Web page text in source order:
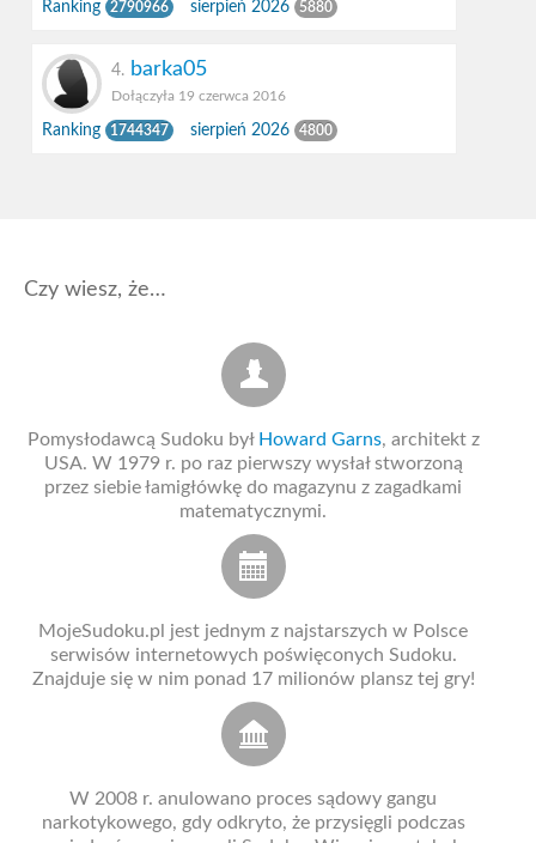
Ranking 2790966 sierpień 2026 5880
4. barka05
Dołączyła 19 czerwca 2016
Ranking 1744347 sierpień 2026 4800
Czy wiesz, że…
Pomysłodawcą Sudoku był Howard Garns, architekt z
USA. W 1979 r. po raz pierwszy wysłał stworzoną
przez siebie łamigłówkę do magazynu z zagadkami
matematycznymi.
MojeSudoku.pl jest jednym z najstarszych w Polsce
serwisów internetowych poświęconych Sudoku.
Znajduje się w nim ponad 17 milionów plansz tej gry!
W 2008 r. anulowano proces sądowy gangu
narkotykowego, gdy odkryto, że przysięgli podczas